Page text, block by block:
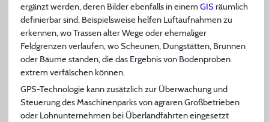
ergänzt werden, deren Bilder ebenfalls in einem GIS räumlich
definierbar sind. Beispielsweise helfen Luftaufnahmen zu
erkennen, wo Trassen alter Wege oder ehemaliger
Feldgrenzen verlaufen, wo Scheunen, Dungstätten, Brunnen
oder Bäume standen, die das Ergebnis von Bodenproben
extrem verfälschen können.
GPS-Technologie kann zusätzlich zur Überwachung und
Steuerung des Maschinenparks von agraren Großbetrieben
oder Lohnunternehmen bei Überlandfahrten eingesetzt